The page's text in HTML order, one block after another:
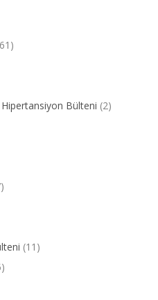
Hipertansiyon Bülteni (2)
(11)